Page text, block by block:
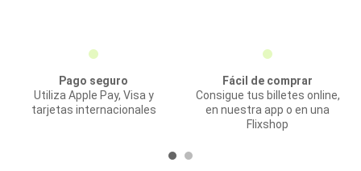
Pago seguro
Utiliza Apple Pay, Visa y
tarjetas internacionales
Fácil de comprar
Consigue tus billetes online,
en nuestra app o en una
Flixshop